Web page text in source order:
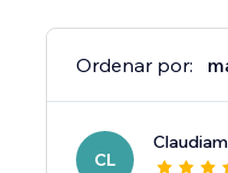
Ordenar por:
CL